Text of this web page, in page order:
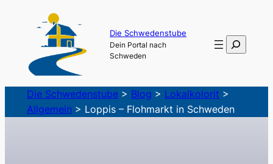
springen
Die Schwedenstube
Dein Portal nach
Schweden
Suchen
Die Schwedenstube> Blog > Lokalkolorit >
Allgemein > Loppis – Flohmarkt in Schweden